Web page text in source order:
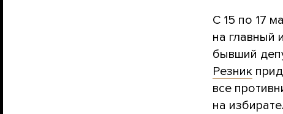
С 15 по 17
на главный
бывший
Резник
все
на